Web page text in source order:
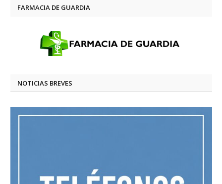
FARMACIA DE GUARDIA
NOTICIAS BREVES